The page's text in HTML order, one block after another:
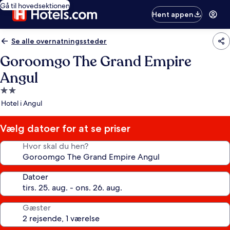
Gå til hovedsektionen
Hent appen
Se alle overnatningssteder
Goroomgo The Grand Empire
Angul
2.0-
stjernet
Hotel i Angul
Vælg datoer for at se priser
Hvor skal du hen?
Datoer
Gæster